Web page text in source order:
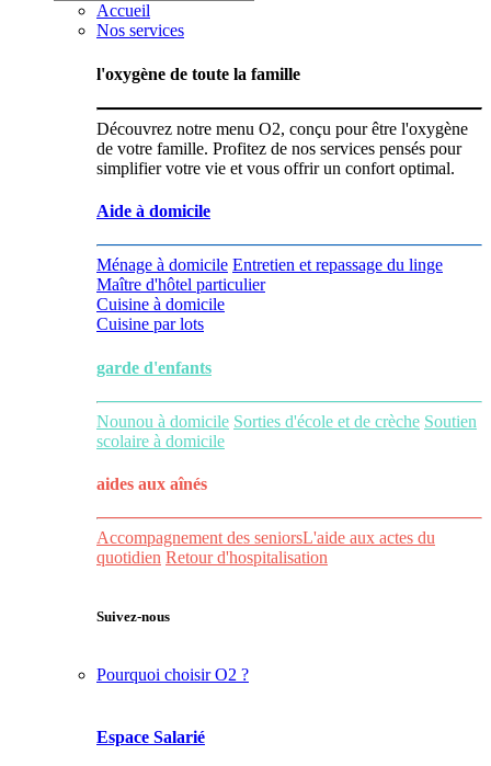
Accueil
Nos services
l'oxygène de toute la famille
Découvrez notre menu O2, conçu pour être l'oxygène
de votre famille. Profitez de nos services pensés pour
simplifier votre vie et vous offrir un confort optimal.
Aide à domicile
Ménage à domicile Entretien et repassage du linge
Maître d'hôtel particulier
Cuisine à domicile
Cuisine par lots
garde d'enfants
Nounou à domicile Sorties d'école et de crèche Soutien
scolaire à domicile
aides aux aînés
Accompagnement des seniorsL'aide aux actes du
quotidien Retour d'hospitalisation
Suivez-nous
Pourquoi choisir O2 ?
Espace Salarié